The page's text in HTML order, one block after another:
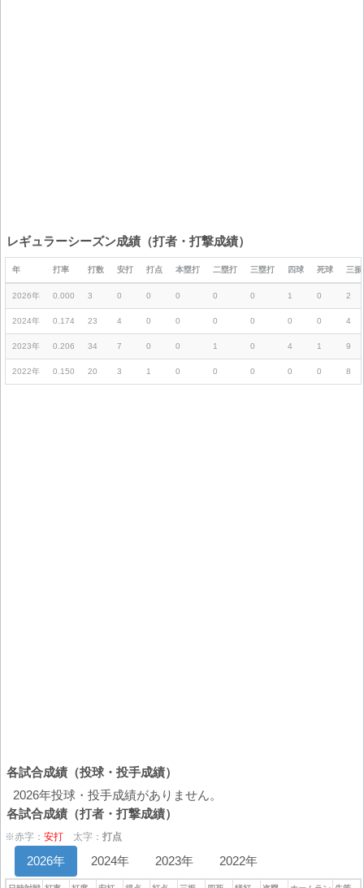
レギュラーシーズン成績（打者・打撃成績）
年 打率 打数 安打 打点 本塁打 二塁打 三塁打 四球 死球 三振
2026年 0.000 3 0 0 0 0 0 1 0 2
2024年 0.174 23 4 0 0 0 0 0 0 4
2023年 0.206 34 7 0 0 1 0 4 1 9
2022年 0.150 20 3 1 0 0 0 0 0 8
各試合成績（投球・投手成績）
2026年投球・投手成績がありません。
各試合成績（打者・打撃成績）
※赤字： 安打 太字： 打点
2026年 2024年 2023年 2022年